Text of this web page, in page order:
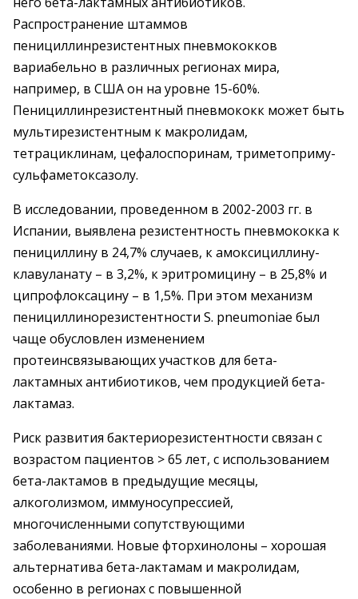
Распространение штаммов
пенициллинрезистентных пневмококков
вариабельно в различных регионах мира,
например, в США он на уровне 15-60%.
Пенициллинрезистентный пневмококк может быть
мультирезистентным к макролидам,
тетрациклинам, цефалоспоринам, триметоприму-
сульфаметоксазолу.
В исследовании, проведенном в 2002-2003 гг. в
Испании, выявлена резистентность пневмококка к
пенициллину в 24,7% случаев, к амоксициллину-
клавуланату – в 3,2%, к эритромицину – в 25,8% и
ципрофлоксацину – в 1,5%. При этом механизм
пенициллинорезистентности S. pneumoniae был
чаще обусловлен изменением
протеинсвязывающих участков для бета-
лактамных антибиотиков, чем продукцией бета-
лактамаз.
Риск развития бактериорезистентности связан с
возрастом пациентов > 65 лет, с использованием
бета-лактамов в предыдущие месяцы,
алкоголизмом, иммуносупрессией,
многочисленными сопутствующими
заболеваниями. Новые фторхинолоны – хорошая
альтернатива бета-лактамам и макролидам,
особенно в регионах с повышенной